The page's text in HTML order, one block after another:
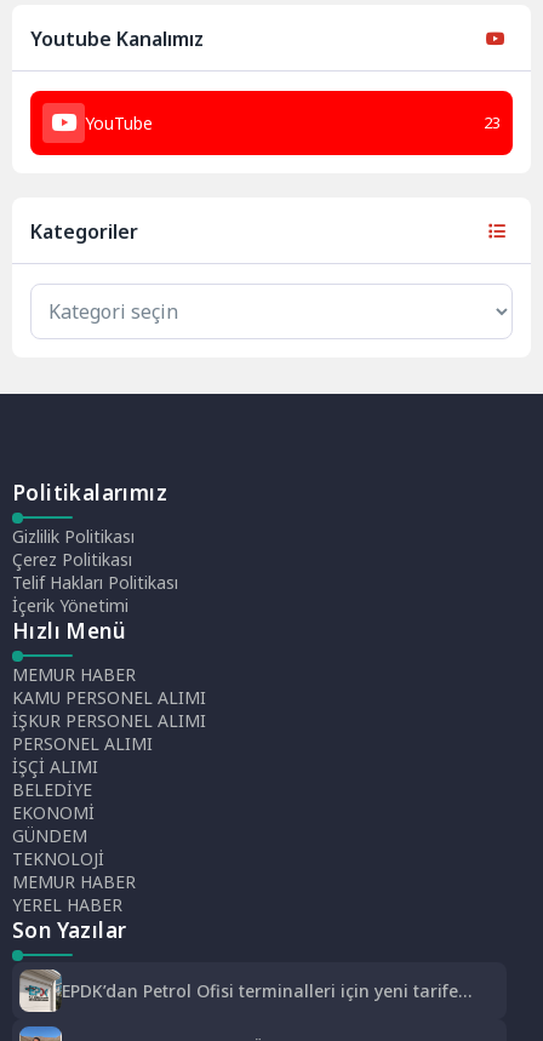
Youtube Kanalımız
YouTube 23
Kategoriler
Politikalarımız
Gizlilik Politikası
Çerez Politikası
Telif Hakları Politikası
İçerik Yönetimi
Hızlı Menü
MEMUR HABER
KAMU PERSONEL ALIMI
İŞKUR PERSONEL ALIMI
PERSONEL ALIMI
İŞÇİ ALIMI
BELEDİYE
EKONOMİ
GÜNDEM
TEKNOLOJİ
MEMUR HABER
YEREL HABER
Son Yazılar
EPDK’dan Petrol Ofisi terminalleri için yeni tarife